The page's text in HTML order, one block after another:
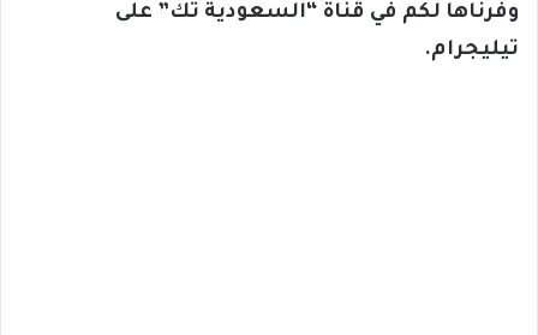
وفرناها لكم في قناة “السعودية تك” على
تيليجرام.